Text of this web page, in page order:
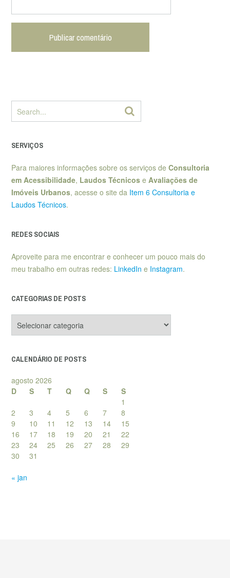
SERVIÇOS
Para maiores informações sobre os serviços de Consultoria
em Acessibilidade, Laudos Técnicos e Avaliações de
Imóveis Urbanos, acesse o site da Item 6 Consultoria e
Laudos Técnicos.
REDES SOCIAIS
Aproveite para me encontrar e conhecer um pouco mais do
meu trabalho em outras redes: LinkedIn e Instagram.
CATEGORIAS DE POSTS
de
CALENDÁRIO DE POSTS
agosto 2026
D
S T Q Q S
S
1
2
3 4 5 6 7
8
9
10 11 12 13 14
15
16
17 18 19 20 21
22
23
24 25 26 27 28
29
30
31
« jan